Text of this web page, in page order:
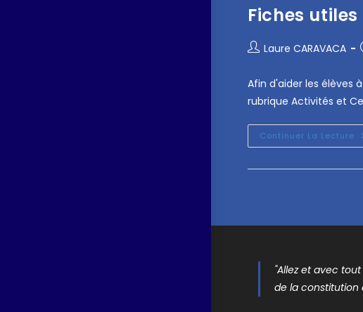
Fiches
Laure CARAVACA
Afin d'aider les élèves
rubrique Activités et
Continuer La Lecture
"Allez et avec
de la constitution